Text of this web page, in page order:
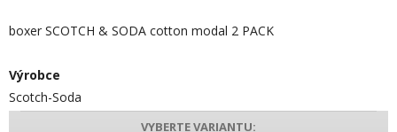
boxer SCOTCH & SODA cotton modal 2 PACK
Výrobce
Scotch-Soda
VYBERTE VARIANTU: